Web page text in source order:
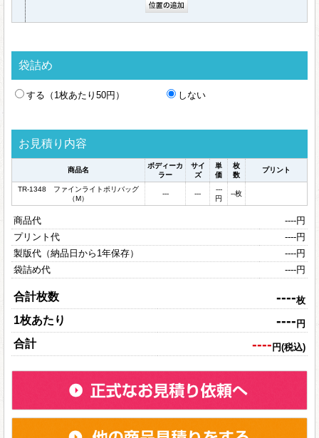
袋詰め
する（1枚あたり50円） しない
お見積り内容
商品名
ボディーカ
ラー
サイ
ズ
単
価
枚
数
プリント
TR-1348 ファインライトポリバッグ
（M）
--- ---
---
円
--枚
商品代 ----円
プリント代
----円
製版代（納品日から1年保存）
----円
袋詰め代
----円
合計枚数 ----枚
1枚あたり ---- 円
合計 ---- 円(税込)